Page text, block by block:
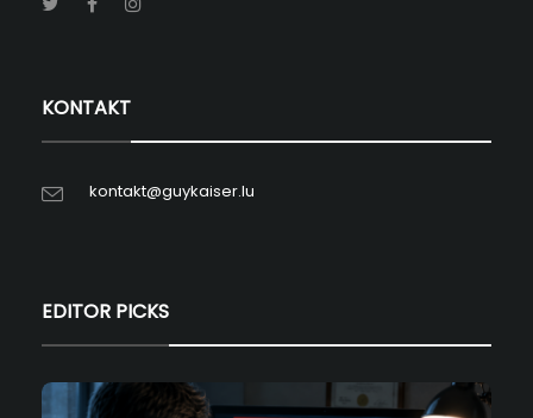
KONTAKT
kontakt@guykaiser.lu
EDITOR PICKS